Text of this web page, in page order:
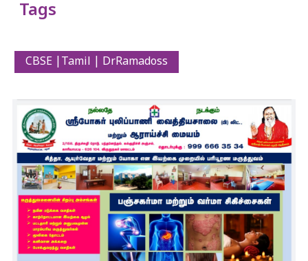
Tags
CBSE |Tamil | DrRamadoss